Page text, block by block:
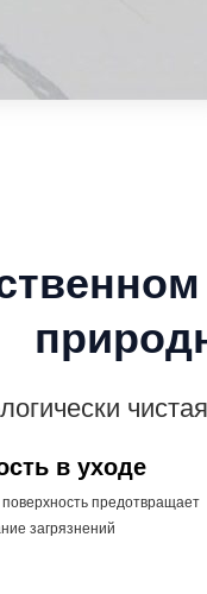
в уходе
поверхность предотвращает
загрязнений